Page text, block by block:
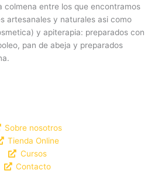
colmena entre los que encontramos
artesanales y naturales asi como
y apiterapia: preparados con
pan de abeja y preparados
Sobre nosotros
Tienda Online
Cursos
Contacto